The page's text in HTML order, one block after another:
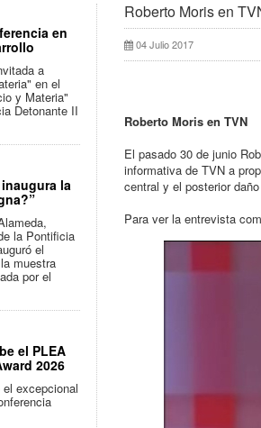
Roberto Moris en
04 Julio 2017
Roberto Moris en TVN
El pasado 30 de junio
informativa de TVN a
central y el posterior
Para ver la entrevista
en
a
en el
y Materia"
Detonante II
la
la Pontificia
el
muestra
por el
el PLEA
2026
excepcional